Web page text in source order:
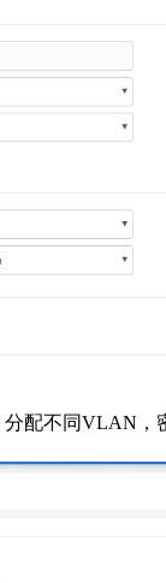
配不同VLAN，